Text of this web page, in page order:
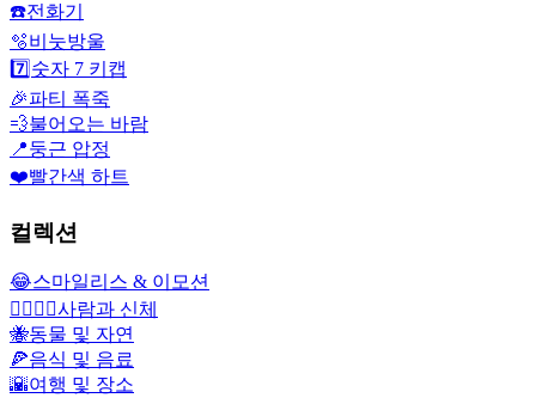
☎️전화기
🫧비눗방울
7️⃣ 숫자 7 키캡
🎉파티 폭죽
💨불어오는 바람
📍둥근 압정
❤️빨간색 하트
컬렉션
😂스마일리스 & 이모션
👩‍❤️‍💋‍👨사람과 신체
🐝동물 및 자연
🍕음식 및 음료
🌇여행 및 장소